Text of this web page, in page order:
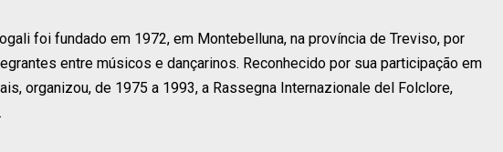
foi fundado em 1972, em Montebelluna, na província de Treviso, por
entre músicos e dançarinos. Reconhecido por sua participação em
organizou, de 1975 a 1993, a Rassegna Internazionale del Folclore,